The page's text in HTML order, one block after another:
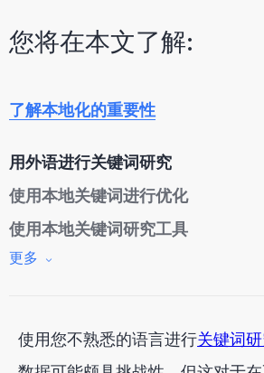
您将在本文了解:
了解本地化的重要性
用外语进行关键词研究
使用本地关键词进行优化
使用本地关键词研究工具
分析本地竞争对手
翻译和本地化您的应用程序标题和
更多
使用您不熟悉的语言进行关键词